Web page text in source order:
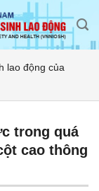
lao động của
trong quá
cao thông